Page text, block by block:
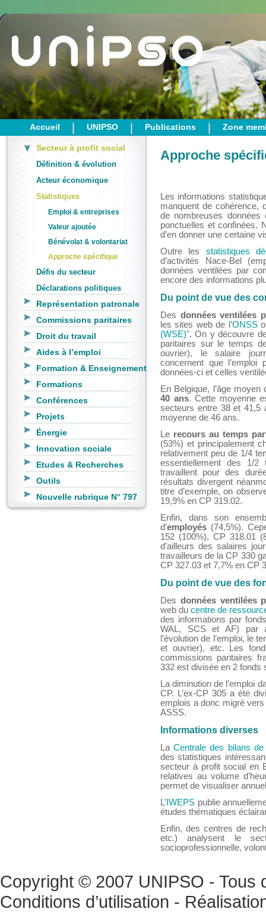
Accueil UNIPSO Publications Zone
Secteur à profit social
Définition & évolution
Acteur économique
Statistiques
Emploi & entreprises
Valeur ajoutée
Bénévolat & volontariat
Approche spécifique
Défis du secteur
Déclarations politiques
Représentation patronale
Commissions paritaires
Droit du travail
Aides à l’emploi
Formation & Enseignement
Formations
Conférences
Projets
Énergie
Innovation sociale
Etudes & Recherches
Outils
Nouvelle rubrique N° 797
Approche
Les informations
manquent de cohérence,
de nombreuses données
ponctuelles et confinées.
d’en donner une certaine
Outre les statistiques
d’activités Nace-Bel
données ventilées par
encore des informations
Du point de vue des
Des données ventilées
les sites web de l’ONSS
(WSE)". On y découvre
paritaires sur le temps
ouvrier), le salaire
concernent que
données-ci et celles
En Belgique, l’âge
40 ans. Cette moyenne
secteurs entre 38 et 41,5
moyenne de 46 ans.
Le recours au temps
(53%) et principalement
relativement peu de 1/4
essentiellement des 1/
travaillent pour des
résultats divergent
titre d’exemple, on
19,9% en CP 319.02.
Enfin, dans son
d’employés (74,5%).
152 (100%), CP 318.01
d’ailleurs des salaires
travailleurs de la CP 330
CP 327.03 et 7,7% en CP
Du point de vue des
Des données ventilées
web du centre de
des informations par
WAL, SCS et AF) par
l’évolution de l’emploi, le
et ouvrier), etc. Les
commissions paritaires
332 est divisée en 2 fonds
La diminution de l’emploi
CP. L’ex-CP 305 a été
emplois a donc migré
ASSS.
Informations diverses
LaCentrale des bilans
des statistiques
secteur à profit social en
relatives au volume
permet de visualiser
L’ IWEPS publie
études thématiques
Enfin, des centres de
etc.) analysent le
socioprofessionnelle,
Copyright © 2007 UNIPSO - Tous
Conditions d’utilisation -